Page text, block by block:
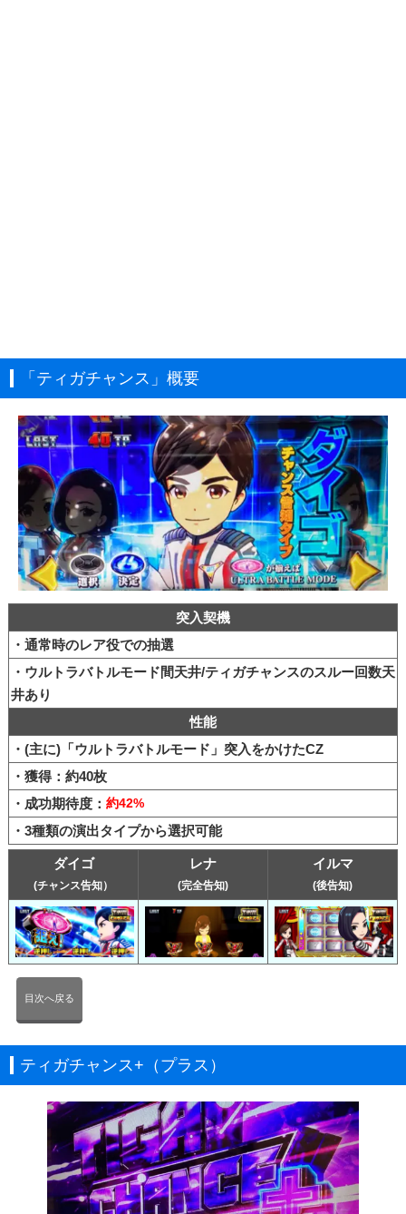
「ティガチャンス」概要
突入契機
・通常時のレア役での抽選
・ウルトラバトルモード間天井/ティガチャンスのスルー回数天
井あり
性能
・(主に)「ウルトラバトルモード」突入をかけたCZ
・獲得：約40枚
・成功期待度： 約42%
・3種類の演出タイプから選択可能
ダイゴ
(チャンス告知）
レナ
(完全告知)
イルマ
(後告知)
目次へ戻る
ティガチャンス+（プラス）